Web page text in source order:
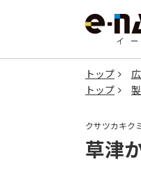
トップ
トップ
クサツカキク
草津